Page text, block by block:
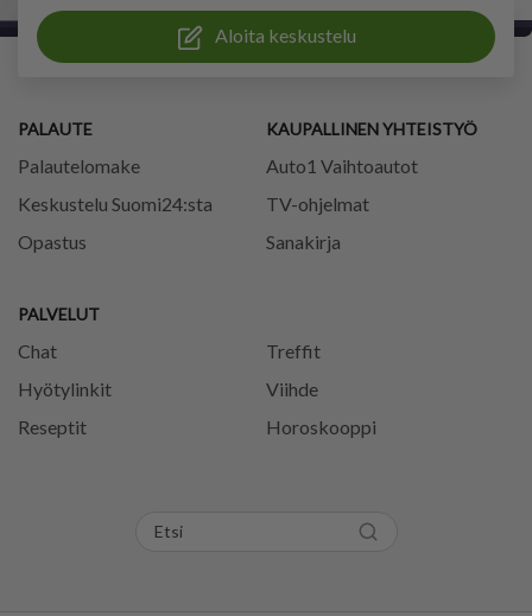
Aloita keskustelu
PALAUTE
Palautelomake
Keskustelu Suomi24:sta
Opastus
PALVELUT
Chat
Treffit
Hyötylinkit
Viihde
Reseptit
Horoskooppi
KAUPALLINEN YHTEISTYÖ
Auto1 Vaihtoautot
TV-ohjelmat
Sanakirja